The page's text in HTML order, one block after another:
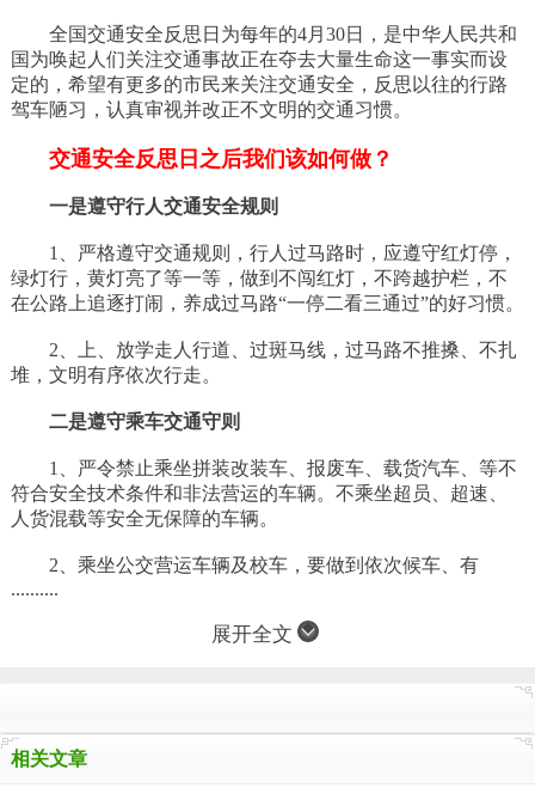
全国交通安全反思日为每年的4月30日，是中华人民共和
国为唤起人们关注交通事故正在夺去大量生命这一事实而设
定的，希望有更多的市民来关注交通安全，反思以往的行路
驾车陋习，认真审视并改正不文明的交通习惯。
交通安全反思日之后我们该如何做？
一是遵守行人交通安全规则
1、严格遵守交通规则，行人过马路时，应遵守红灯停，
绿灯行，黄灯亮了等一等，做到不闯红灯，不跨越护栏，不
在公路上追逐打闹，养成过马路“一停二看三通过”的好习惯。
2、上、放学走人行道、过斑马线，过马路不推搡、不扎
堆，文明有序依次行走。
二是遵守乘车交通守则
1、严令禁止乘坐拼装改装车、报废车、载货汽车、等不
符合安全技术条件和非法营运的车辆。不乘坐超员、超速、
人货混载等安全无保障的车辆。
2、乘坐公交营运车辆及校车，要做到依次候车、有
..........
展开全文
相关文章